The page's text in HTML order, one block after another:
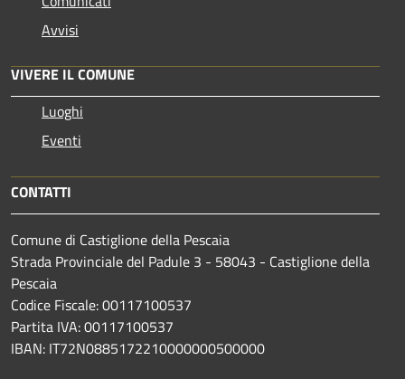
Avvisi
VIVERE IL COMUNE
Luoghi
Eventi
CONTATTI
Comune di Castiglione della Pescaia
Strada Provinciale del Padule 3 - 58043 - Castiglione della
Pescaia
Codice Fiscale: 00117100537
Partita IVA: 00117100537
IBAN: IT72N0885172210000000500000